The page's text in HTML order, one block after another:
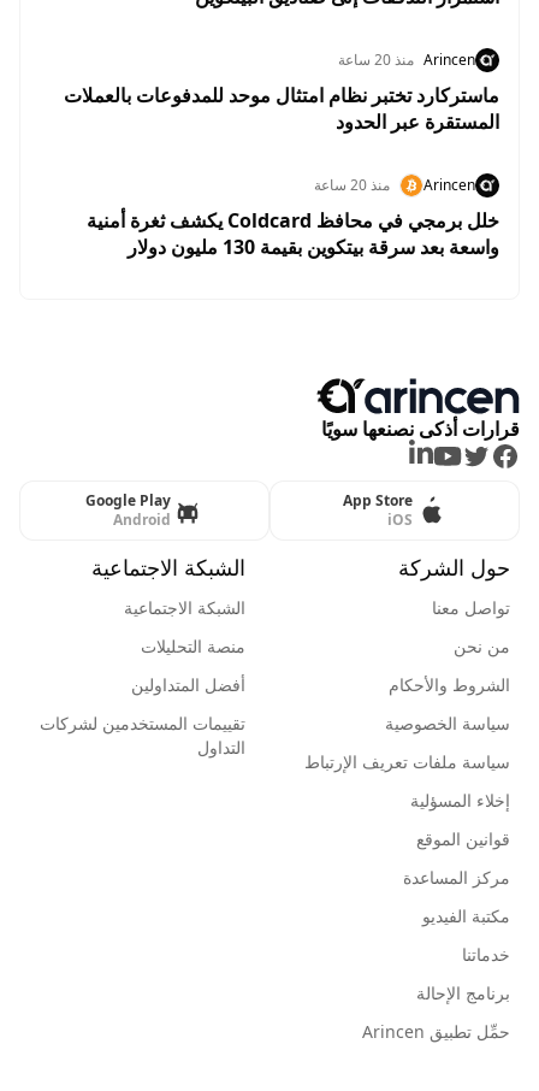
Arincen منذ 20 ساعة
ماستركارد تختبر نظام امتثال موحد للمدفوعات بالعملات
المستقرة عبر الحدود
Arincen منذ 20 ساعة
خلل برمجي في محافظ Coldcard يكشف ثغرة أمنية
واسعة بعد سرقة بيتكوين بقيمة 130 مليون دولار
قرارات أذكى نصنعها سويًا
Facebook
Twitter
Youtube
LinkedIn
App Store
iOS
Google Play
Android
حول الشركة
تواصل معنا
من نحن
الشروط والأحكام
سياسة الخصوصية
سياسة ملفات تعريف الإرتباط
إخلاء المسؤلية
قوانين الموقع
مركز المساعدة
مكتبة الفيديو
خدماتنا
برنامج الإحالة
حمِّل تطبيق Arincen
الشبكة الاجتماعية
الشبكة الاجتماعية
منصة التحليلات
أفضل المتداولين
تقييمات المستخدمين لشركات
التداول